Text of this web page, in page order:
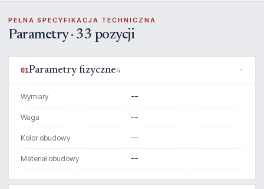
PEŁNA SPECYFIKACJA TECHNICZNA
Parametry · 33 pozycji
01Parametry fizyczne4
Wymiary --
Waga --
Kolor obudowy --
Materiał obudowy --